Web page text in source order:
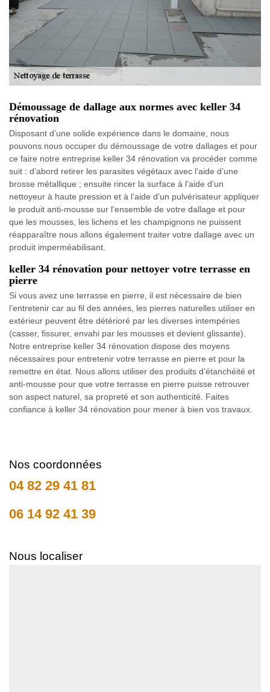
Démoussage de dallage aux normes avec keller 34
rénovation
Disposant d’une solide expérience dans le domaine, nous
pouvons nous occuper du démoussage de votre dallages et pour
ce faire notre entreprise keller 34 rénovation va procéder comme
suit : d’abord retirer les parasites végétaux avec l’aide d’une
brosse métallique ; ensuite rincer la surface à l’aide d’un
nettoyeur à haute pression et à l’aide d’un pulvérisateur appliquer
le produit anti-mousse sur l'ensemble de votre dallage et pour
que les mousses, les lichens et les champignons ne puissent
réapparaître nous allons également traiter votre dallage avec un
produit imperméabilisant.
keller 34 rénovation pour nettoyer votre terrasse en
pierre
Si vous avez une terrasse en pierre, il est nécessaire de bien
l’entretenir car au fil des années, les pierres naturelles utiliser en
extérieur peuvent être détérioré par les diverses intempéries
(casser, fissurer, envahi par les mousses et devient glissante).
Notre entreprise keller 34 rénovation dispose des moyens
nécessaires pour entretenir votre terrasse en pierre et pour la
remettre en état. Nous allons utiliser des produits d’étanchéité et
anti-mousse pour que votre terrasse en pierre puisse retrouver
son aspect naturel, sa propreté et son authenticité. Faites
confiance à keller 34 rénovation pour mener à bien vos travaux.
Nos coordonnées
04 82 29 41 81
06 14 92 41 39
Nous localiser